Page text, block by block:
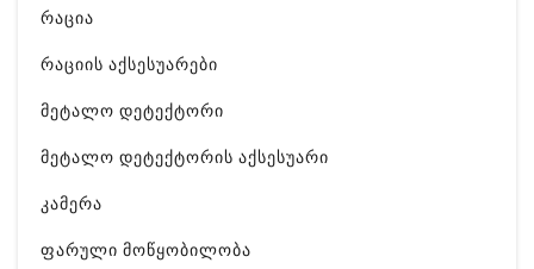
რაცია
რაციის აქსესუარები
მეტალო დეტექტორი
მეტალო დეტექტორის აქსესუარი
კამერა
ფარული მოწყობილობა